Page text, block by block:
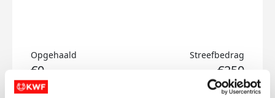
Opgehaald
€0
Streefbedrag
€250